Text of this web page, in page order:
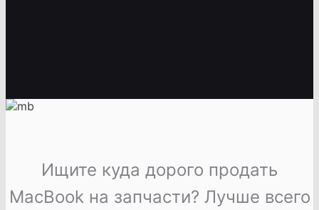
Ищите куда дорого продать
MacBook на запчасти? Лучше всего